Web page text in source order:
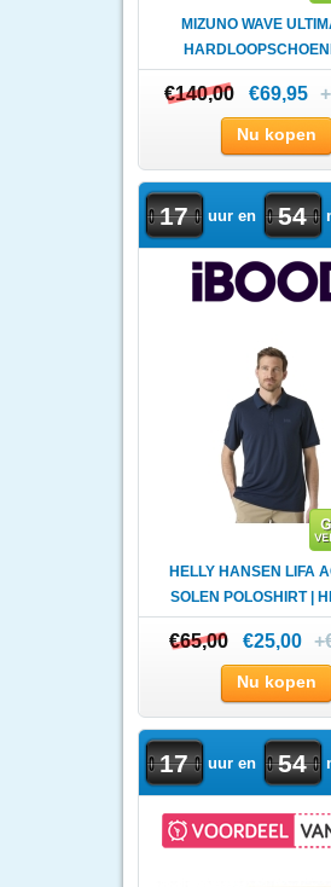
MIZUNO WAVE
HEREN
€140,00
€140,00 €69,95
Nu kopen
17 uur en 54
HELLY HANSEN LIFA
SOLEN POLOSHIRT |
€65,00
€65,00 €25,00
Nu kopen
17 uur en 54